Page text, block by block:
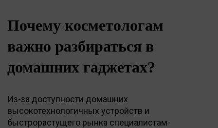
Почему косметологам
важно разбираться в
домашних гаджетах?
Из-за доступности домашних
высокотехнологичных устройств и
быстрорастущего рынка специалистам-